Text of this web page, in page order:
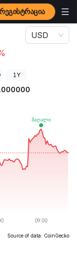
რეგისტრაცია
USD
1Y
Source of data: CoinGecko